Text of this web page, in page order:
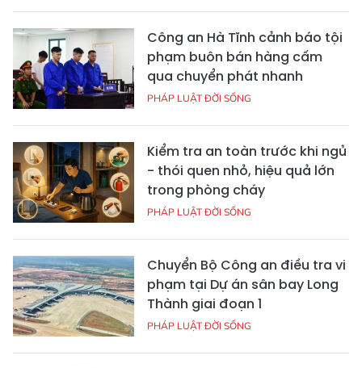
Công an Hà Tĩnh cảnh báo tội
phạm buôn bán hàng cấm
qua chuyển phát nhanh
PHÁP LUẬT ĐỜI SỐNG
Kiểm tra an toàn trước khi ngủ
- thói quen nhỏ, hiệu quả lớn
trong phòng cháy
PHÁP LUẬT ĐỜI SỐNG
Chuyển Bộ Công an điều tra vi
phạm tại Dự án sân bay Long
Thành giai đoạn 1
PHÁP LUẬT ĐỜI SỐNG